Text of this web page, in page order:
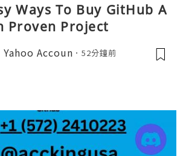
Ways To Buy GitHub A
Proven Project
Accoun 52分鐘前